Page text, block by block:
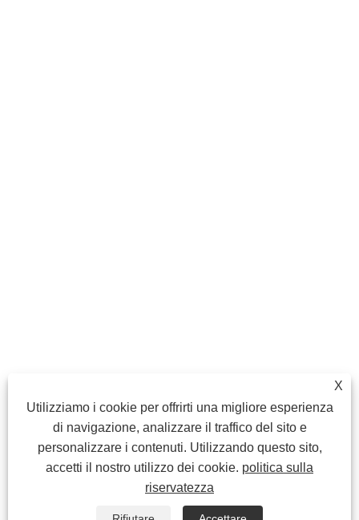
X
Utilizziamo i cookie per offrirti una migliore esperienza
di navigazione, analizzare il traffico del sito e
personalizzare i contenuti. Utilizzando questo sito,
accetti il ​​nostro utilizzo dei cookie. politica sulla
riservatezza